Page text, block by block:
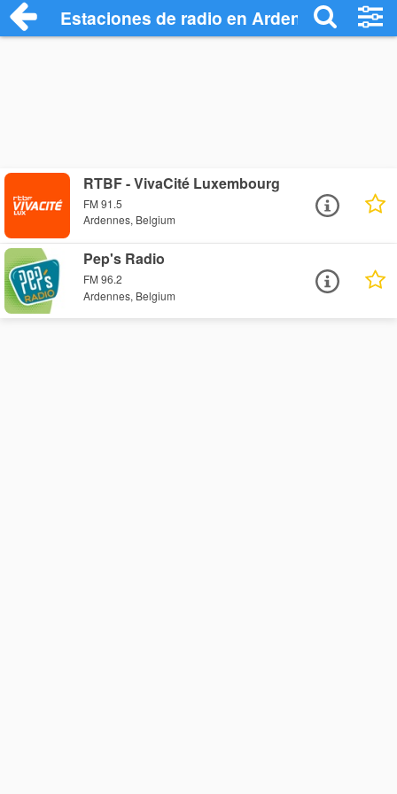
Estaciones de radio en Ardennes -
RTBF - VivaCité Luxembourg
FM 91.5
Ardennes, Belgium
Pep's Radio
FM 96.2
Ardennes, Belgium